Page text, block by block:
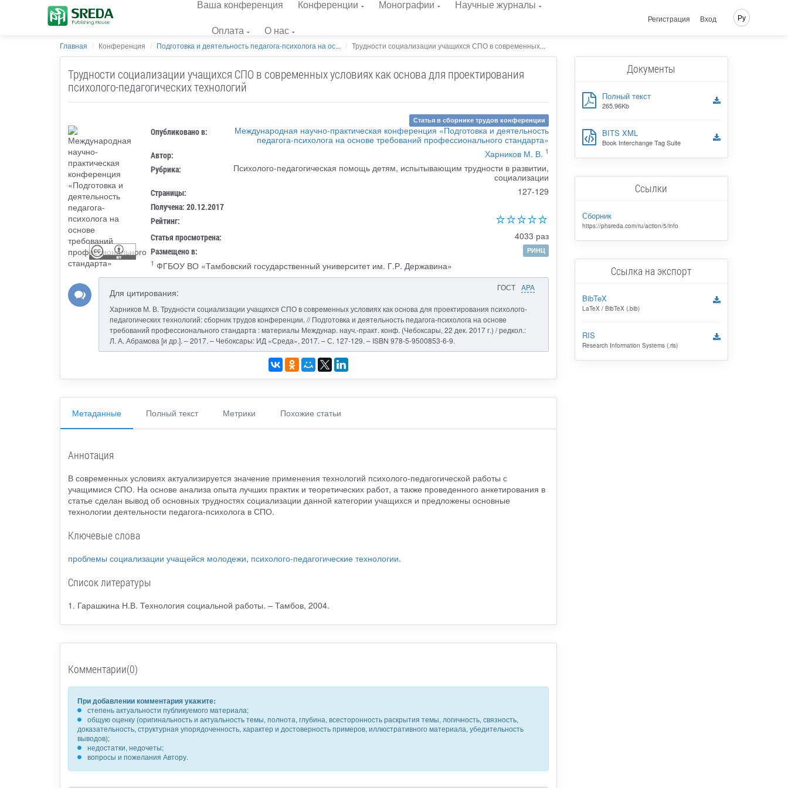
Ваша конференция Конференции Монографии
Научные журналы
Оплата
О нас
Регистрация Вход Ру
Главная Конференция Подготовка и деятельность педагога-психолога на ос... Трудности социализации учащихся СПО в современных...
Трудности социализации учащихся СПО в современных условиях как основа для проектирования
психолого-педагогических технологий
Статья в сборнике трудов конференции
Опубликовано в:
Международная научно-практическая конференция «Подготовка и деятельность
педагога-психолога на основе требований профессионального стандарта»
Автор: Харников М. В. 1
Рубрика:
Психолого-педагогическая помощь детям, испытывающим трудности в развитии,
социализации
Страницы: 127-129
Получена: 20.12.2017
Рейтинг:
Статья просмотрена:
4033 раз
Размещено в:
РИНЦ
1 ФГБОУ ВО «Тамбовский государственный университет им. Г.Р. Державина»
ГОСТ APA
Для цитирования:
Харников М. В. Трудности социализации учащихся СПО в современных условиях как основа для проектирования психолого-
педагогических технологий: сборник трудов конференции. // Подготовка и деятельность педагога-психолога на основе
требований профессионального стандарта : материалы Междунар. науч.-практ. конф. (Чебоксары, 22 дек. 2017 г.) / редкол.:
Л. А. Абрамова [и др.]. – 2017. – Чебоксары: ИД «Среда», 2017. – С. 127-129. – ISBN 978-5-9500853-6-9.
Метаданные Полный текст Метрики Похожие статьи
Аннотация
В современных условиях актуализируется значение применения технологий психолого-педагогической работы с
учащимися СПО. На основе анализа опыта лучших практик и теоретических работ, а также проведенного анкетирования в
статье сделан вывод об основных трудностях социализации данной категории учащихся и предложены основные
технологии деятельности педагога-психолога в СПО.
Ключевые слова
проблемы социализации учащейся молодежи, психолого-педагогические технологии.
Список литературы
1. Гарашкина Н.В. Технология социальной работы. – Тамбов, 2004.
Комментарии(0)
При добавлении комментария укажите:
степень актуальности публикуемого материала;
общую оценку (оригинальность и актуальность темы, полнота, глубина, всесторонность раскрытия темы, логичность, связность,
доказательность, структурная упорядоченность, характер и достоверность примеров, иллюстративного материала, убедительность
выводов);
недостатки, недочеты;
вопросы и пожелания Автору.
Документы
Полный текст
265.96Kb
BITS XML
Book Interchange Tag Suite
Ссылки
Сборник
https://phsreda.com/ru/action/5/info
Ссылка на экспорт
BibTeX
LaTeX / BibTeX (.bib)
RIS
Research Information Systems (.ris)